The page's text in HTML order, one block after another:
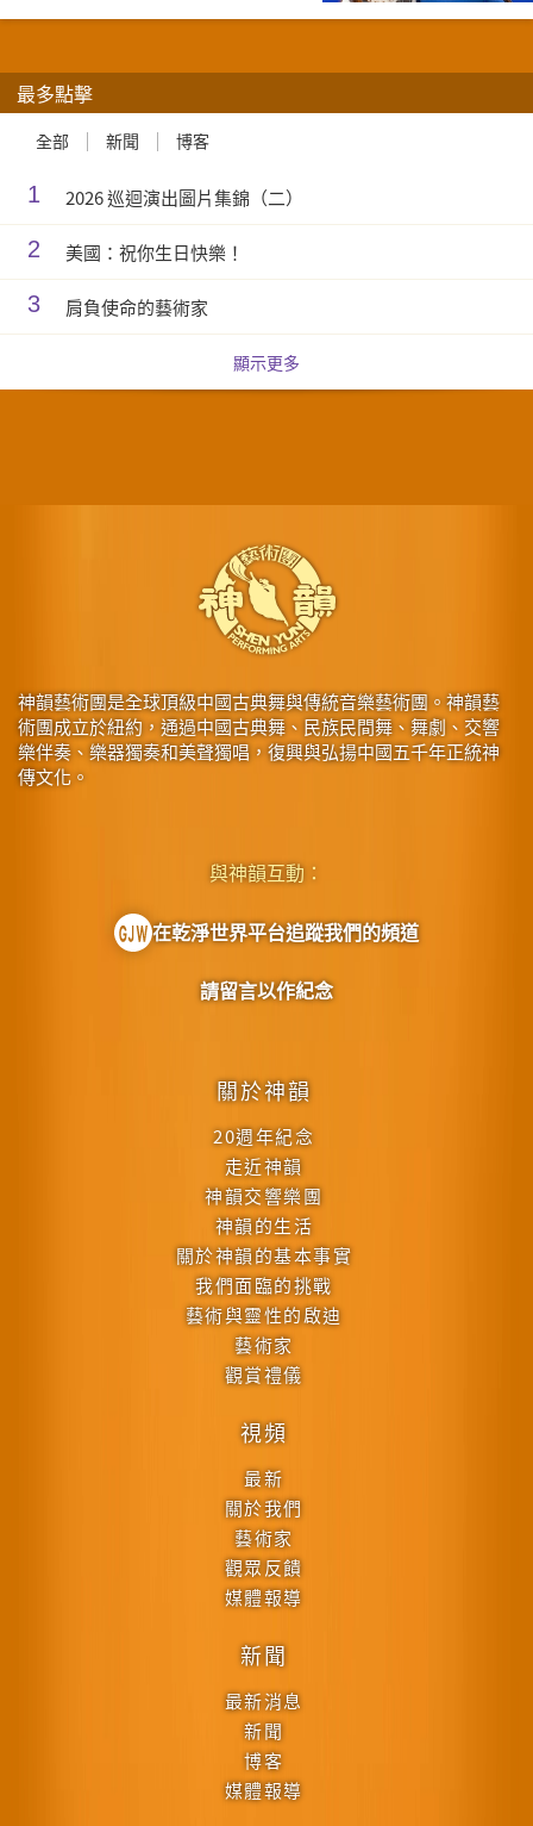
最多點擊
全部 新聞 博客
1 2026 巡迴演出圖片集錦（二）
2 美國：祝你生日快樂！
3 肩負使命的藝術家
顯示更多
神韻藝術團是全球頂級中國古典舞與傳統音樂藝術團。神韻藝
術團成立於紐約，通過中國古典舞、民族民間舞、舞劇、交響
樂伴奏、樂器獨奏和美聲獨唱，復興與弘揚中國五千年正統神
傳文化。
關於神韻
20週年紀念
走近神韻
神韻交響樂團
神韻的生活
關於神韻的基本事實
我們面臨的挑戰
藝術與靈性的啟迪
藝術家
觀賞禮儀
視頻
最新
關於我們
藝術家
觀眾反饋
媒體報導
新聞
最新消息
新聞
博客
媒體報導
與神韻互動：
在乾淨世界平台追蹤我們的頻道
請留言以作紀念